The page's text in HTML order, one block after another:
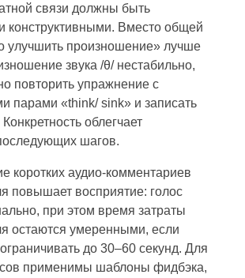
связи должны быть
конструктивными. Вместо общей
улучшить произношение» лучше
звука /θ/ нестабильно,
повторить упражнение с
парами «think/ sink» и записать
облегчает
шагов.
коротких аудио-комментариев
повышает восприятие: голос
при этом время затраты
остаются умеренными, если
до 30–60 секунд. Для
применимы шаблоны фидбэка,